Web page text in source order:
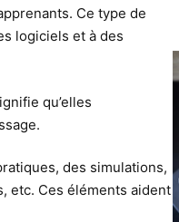
Ce type de
logiciels et à des
qu’elles
des simulations,
etc. Ces éléments aident